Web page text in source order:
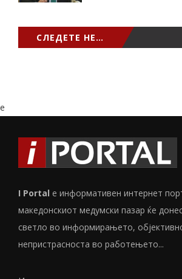
СЛЕДЕТЕ НЕ…
e
I Portal е информативен интернет
македонскиот медумски пазар ќе
светло во информирањето,
непристрасноста во работењето...